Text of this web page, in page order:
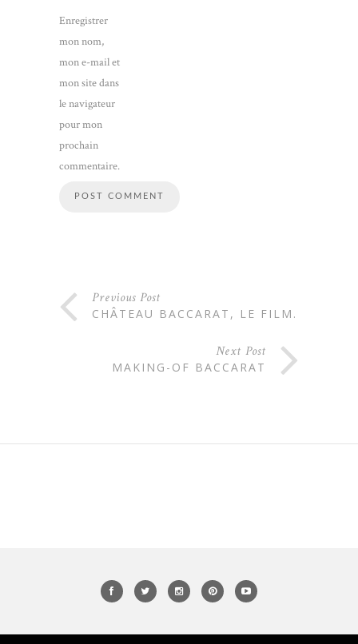
Enregistrer
mon nom,
mon e-mail et
mon site dans
le navigateur
pour mon
prochain
commentaire.
Previous Post
CHÂTEAU BACCARAT, LE FILM.
Next Post
MAKING-OF BACCARAT